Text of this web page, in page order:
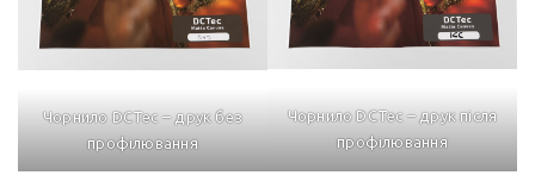
Чорнило DCTec – друк без
профілювання
Чорнило DCTec – друк після
профілювання